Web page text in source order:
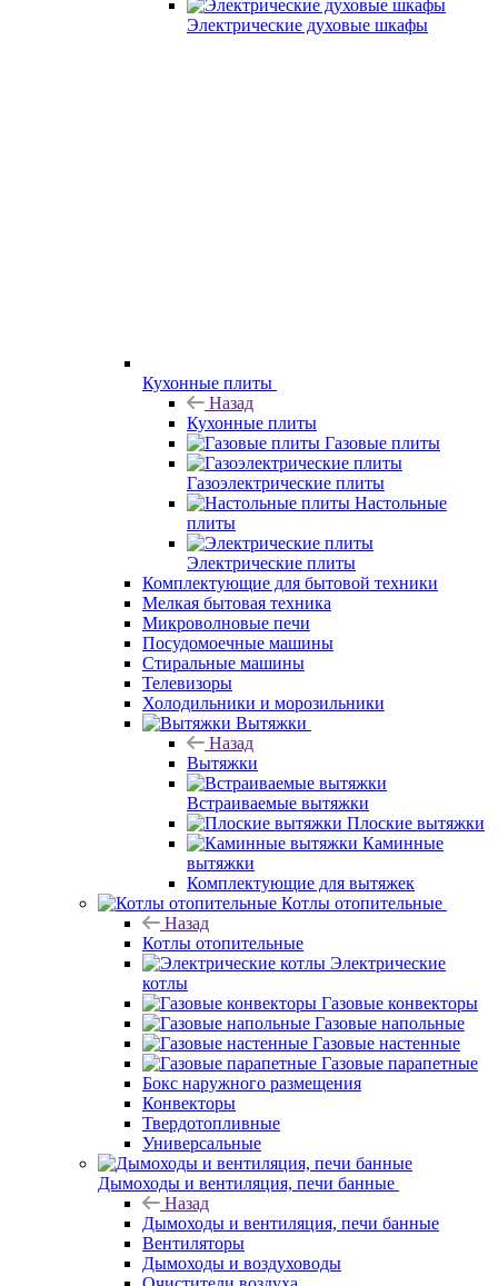
Электрические духовые шкафы
Кухонные плиты
Назад
Кухонные плиты
Газовые плиты
Газоэлектрические плиты
Настольные
плиты
Электрические плиты
Комплектующие для бытовой техники
Мелкая бытовая техника
Микроволновые печи
Посудомоечные машины
Стиральные машины
Телевизоры
Холодильники и морозильники
Вытяжки
Назад
Вытяжки
Встраиваемые вытяжки
Плоские вытяжки
Каминные
вытяжки
Комплектующие для вытяжек
Котлы отопительные
Назад
Котлы отопительные
Электрические
котлы
Газовые конвекторы
Газовые напольные
Газовые настенные
Газовые парапетные
Бокс наружного размещения
Конвекторы
Твердотопливные
Универсальные
Дымоходы и вентиляция, печи банные
Назад
Дымоходы и вентиляция, печи банные
Вентиляторы
Дымоходы и воздуховоды